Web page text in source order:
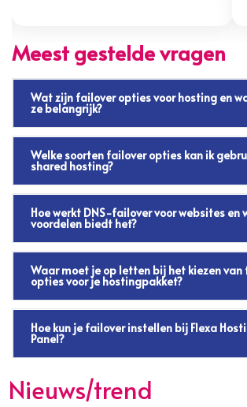
Meest gestelde vragen
Wat zijn failover opties voor hosting en
ze belangrijk?
Welke soorten failover opties kan ik
shared hosting?
Hoe werkt DNS-failover voor websites en
voordelen biedt het?
Waar moet je op letten bij het kiezen van
opties voor je hostingpakket?
Hoe kun je failover instellen bij Flexa
Panel?
Nieuws/trend